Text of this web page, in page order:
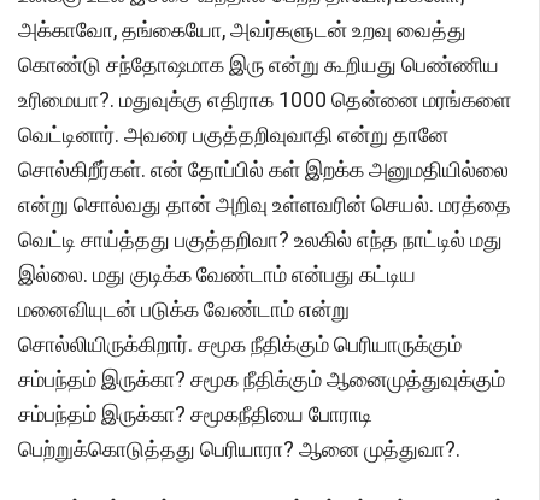
அக்காவோ, தங்கையோ, அவர்களுடன் உறவு வைத்து
கொண்டு சந்தோஷமாக இரு என்று கூறியது பெண்ணிய
உரிமையா?. மதுவுக்கு எதிராக 1000 தென்னை மரங்களை
வெட்டினார். அவரை பகுத்தறிவுவாதி என்று தானே
சொல்கிறீர்கள். என் தோப்பில் கள் இறக்க அனுமதியில்லை
என்று சொல்வது தான் அறிவு உள்ளவரின் செயல். மரத்தை
வெட்டி சாய்த்தது பகுத்தறிவா? உலகில் எந்த நாட்டில் மது
இல்லை. மது குடிக்க வேண்டாம் என்பது கட்டிய
மனைவியுடன் படுக்க வேண்டாம் என்று
சொல்லியிருக்கிறார். சமூக நீதிக்கும் பெரியாருக்கும்
சம்பந்தம் இருக்கா? சமூக நீதிக்கும் ஆனைமுத்துவுக்கும்
சம்பந்தம் இருக்கா? சமூகநீதியை போராடி
பெற்றுக்கொடுத்தது பெரியாரா? ஆனை முத்துவா?.